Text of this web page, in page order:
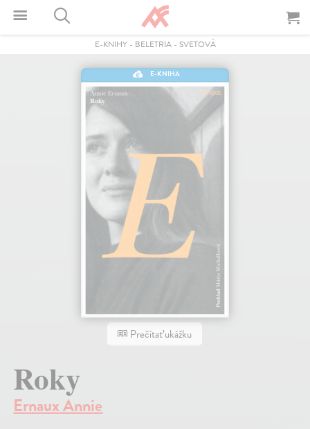
E-KNIHY- BELETRIA- SVETOVÁ
E-KNIHA
Prečítať ukážku
Roky
Ernaux Annie